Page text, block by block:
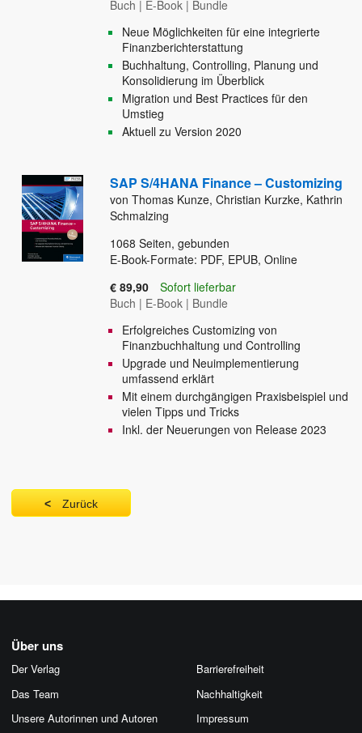
Buch | E-Book | Bundle
Neue Möglichkeiten für eine integrierte
Finanzberichterstattung
Buchhaltung, Controlling, Planung und
Konsolidierung im Überblick
Migration und Best Practices für den
Umstieg
Aktuell zu Version 2020
SAP S/4HANA Finance – Customizing
von Thomas Kunze, Christian Kurzke, Kathrin
Schmalzing
1068 Seiten, gebunden
E-Book-Formate: PDF, EPUB, Online
€ 89,90
Sofort lieferbar
Buch | E-Book | Bundle
Erfolgreiches Customizing von
Finanzbuchhaltung und Controlling
Upgrade und Neuimplementierung
umfassend erklärt
Mit einem durchgängigen Praxisbeispiel und
vielen Tipps und Tricks
Inkl. der Neuerungen von Release 2023
Zurück
Über uns
Der Verlag
Das Team
Unsere Autorinnen und Autoren
Barrierefreiheit
Nachhaltigkeit
Impressum